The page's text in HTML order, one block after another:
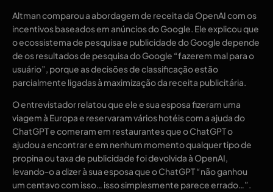
Altman comparou a abordagem de receita da OpenAI com os
incentivos baseados em anúncios do Google. Ele explicou que
o ecossistema de pesquisa e publicidade do Google depende
de os resultados de pesquisa do Google “fazerem mal para o
usuário”, porque as decisões de classificação estão
parcialmente ligadas à maximização da receita publicitária.
O entrevistador relatou que ele e sua esposa fizeram uma
viagem à Europa e reservaram vários hotéis com a ajuda do
ChatGPT e comeram em restaurantes que o ChatGPT o
ajudou a encontrar e em nenhum momento qualquer tipo de
propina ou taxa de publicidade foi devolvida à OpenAI,
levando-o a dizer à sua esposa que o ChatGPT “não ganhou
um centavo com isso… isso simplesmente parece errado…”.